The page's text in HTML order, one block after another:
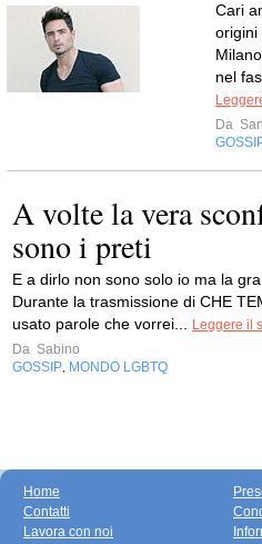
Cari
origini
nel
Da
A volte la vera
sono i preti
E a dirlo non sono solo io ma la
Durante la trasmissione di CHE
usato parole che vorrei...
Leggere il
Da Sabino
GOSSIP MONDO LGBTQ
Home
Contatti
Lavora con noi